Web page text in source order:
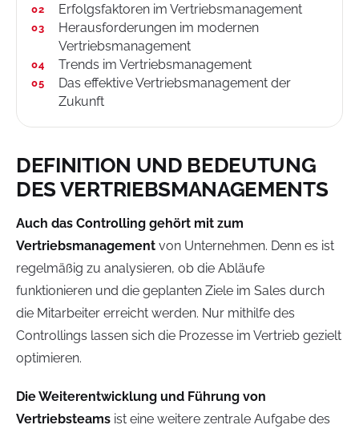
Erfolgsfaktoren im Vertriebsmanagement
Herausforderungen im modernen
Vertriebsmanagement
Trends im Vertriebsmanagement
Das effektive Vertriebsmanagement der
Zukunft
DEFINITION UND BEDEUTUNG
DES VERTRIEBSMANAGEMENTS
Auch das Controlling gehört mit zum
Vertriebsmanagement von Unternehmen. Denn es ist
regelmäßig zu analysieren, ob die Abläufe
funktionieren und die geplanten Ziele im Sales durch
die Mitarbeiter erreicht werden. Nur mithilfe des
Controllings lassen sich die Prozesse im Vertrieb gezielt
optimieren.
Die Weiterentwicklung und Führung von
Vertriebsteams ist eine weitere zentrale Aufgabe des